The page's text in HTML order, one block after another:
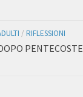
/ RIFLESSIONI
PENTECOSTE